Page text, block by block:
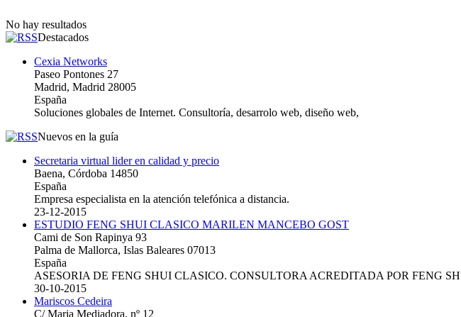
No hay resultados
Destacados
Cexia Networks
Paseo Pontones 27
Madrid, Madrid 28005
España
Soluciones globales de Internet. Consultoría, desarrolo web, diseño web,
Nuevos en la guía
Secretaria virtual lider en calidad y precio
Baena, Córdoba 14850
España
Empresa especialista en la atención telefónica a distancia.
23-12-2015
ESTUDIO FENG SHUI CLASICO MARILEN MANCEBO GOST
Cami de Son Rapinya 93
Palma de Mallorca, Islas Baleares 07013
España
ASESORIA DE FENG SHUI CLASICO. CONSULTORA ACREDITADA POR FENG
30-10-2015
Mariscos Cedeira
C/ Maria Mediadora, nº 12